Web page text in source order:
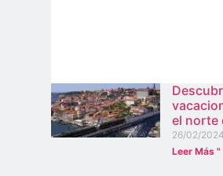
el norte
26/02/2024
Leer Más "